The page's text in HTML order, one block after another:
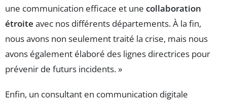
une communication efficace et une collaboration
étroite avec nos différents départements. À la fin,
nous avons non seulement traité la crise, mais nous
avons également élaboré des lignes directrices pour
prévenir de futurs incidents. »
Enfin, un consultant en communication digitale